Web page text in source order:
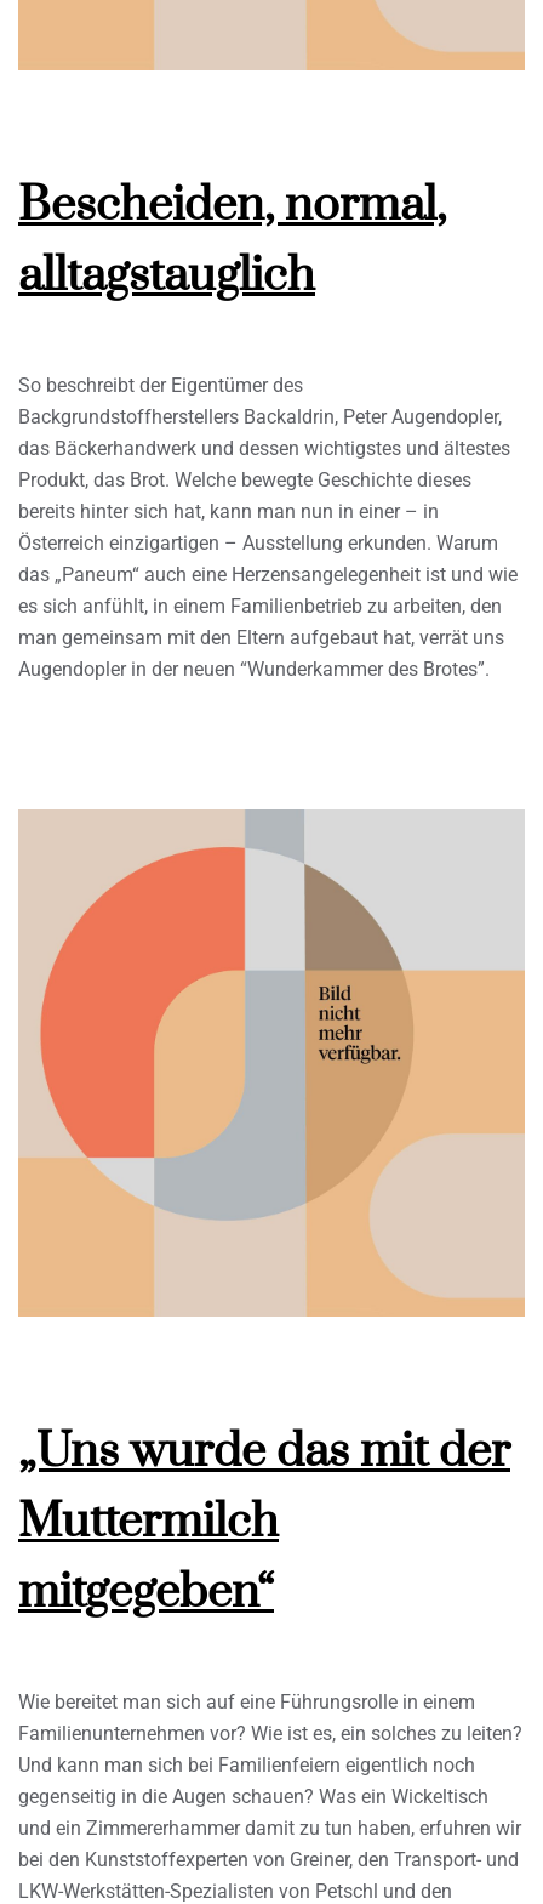
Bescheiden, normal,
alltagstauglich
So beschreibt der Eigentümer des
Backgrundstoffherstellers Backaldrin, Peter Augendopler,
das Bäckerhandwerk und dessen wichtigstes und ältestes
Produkt, das Brot. Welche bewegte Geschichte dieses
bereits hinter sich hat, kann man nun in einer – in
Österreich einzigartigen – Ausstellung erkunden. Warum
das „Paneum“ auch eine Herzensangelegenheit ist und wie
es sich anfühlt, in einem Familienbetrieb zu arbeiten, den
man gemeinsam mit den Eltern aufgebaut hat, verrät uns
Augendopler in der neuen “Wunderkammer des Brotes”.
„Uns wurde das mit der
Muttermilch
mitgegeben“
Wie bereitet man sich auf eine Führungsrolle in einem
Familienunternehmen vor? Wie ist es, ein solches zu leiten?
Und kann man sich bei Familienfeiern eigentlich noch
gegenseitig in die Augen schauen? Was ein Wickeltisch
und ein Zimmererhammer damit zu tun haben, erfuhren wir
bei den Kunststoffexperten von Greiner, den Transport- und
LKW-Werkstätten-Spezialisten von Petschl und den